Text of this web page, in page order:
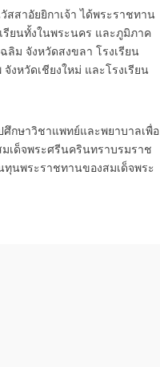
สสาอัยยิกาเจ้า ได้พระราชทาน
ยนทั้งในพระนคร และภูมิภาค
ลิม จังหวัดสงขลา โรงเรียน
งหวัดเชียงใหม่ และโรงเรียน
กษาวิชาแพทย์และพยาบาลเพื่อ
เด็จพระศรีนครินทราบรมราช
ทุนพระราชทานของสมเด็จพระ